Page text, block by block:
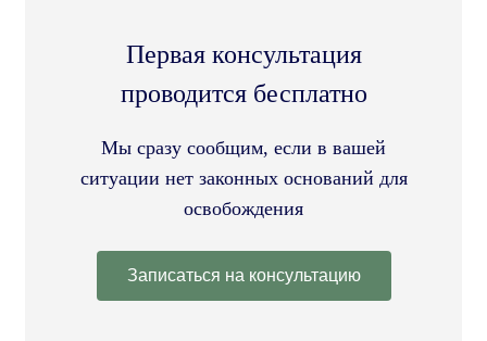
Первая консультация
проводится бесплатно
Мы сразу сообщим, если в вашей
ситуации нет законных оснований для
освобождения
Записаться на консультацию